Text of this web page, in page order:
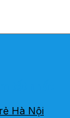
Hà Nội